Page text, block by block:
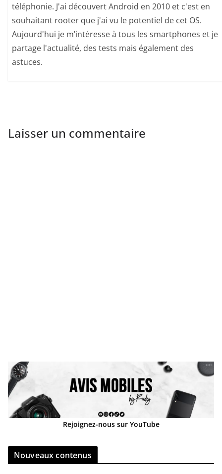
téléphonie. J'ai découvert Android en 2010 et c'est en
souhaitant rooter que j'ai vu le potentiel de cet OS.
Aujourd'hui je m’intéresse à tous les smartphones et je
partage l'actualité, des tests mais également des
astuces.
Laisser un commentaire
Rejoignez-nous sur YouTube
Nouveaux contenus